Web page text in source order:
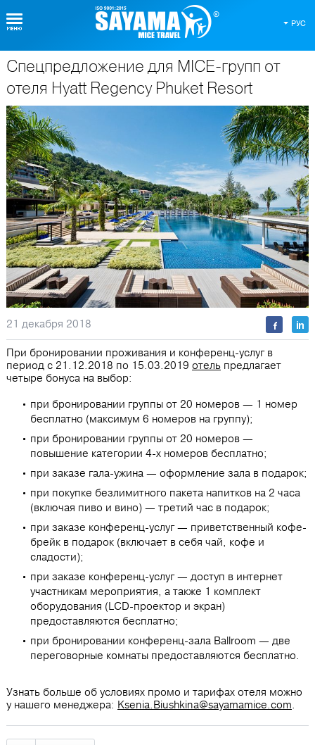
РУС
О Таиланде
Спецпредложение для MICE-групп от
отеля Hyatt Regency Phuket Resort
21 декабря 2018
При бронировании проживания и конференц-услуг в
период с 21.12.2018 по 15.03.2019 отель предлагает
четыре бонуса на выбор:
при бронировании группы от 20 номеров — 1 номер
бесплатно (максимум 6 номеров на группу);
при бронировании группы от 20 номеров —
повышение категории 4-х номеров бесплатно;
при заказе гала-ужина — оформление зала в подарок;
при покупке безлимитного пакета напитков на 2 часа
(включая пиво и вино) — третий час в подарок;
при заказе конференц-услуг — приветственный кофе-
брейк в подарок (включает в себя чай, кофе и
сладости);
при заказе конференц-услуг — доступ в интернет
участникам мероприятия, а также 1 комплект
оборудования (LCD-проектор и экран)
предоставляются бесплатно;
при бронировании конференц-зала Ballroom — две
переговорные комнаты предоставляются бесплатно.
Узнать больше об условиях промо и тарифах отеля можно
у нашего менеджера: Ksenia.Biushkina@sayamamice.com.